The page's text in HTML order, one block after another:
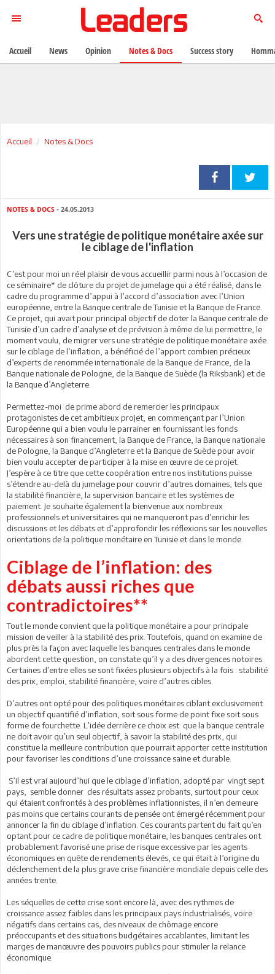
Accueil Notes & Docs
NOTES & DOCS - 24.05.2013
Vers une stratégie de politique monétaire axée sur
le ciblage de l'inflation
C’est pour moi un réel plaisir de vous accueillir parmi nous à l’occasion de
ce séminaire* de clôture du projet de jumelage qui a été réalisé, dans le
cadre du programme d’appui à l’accord d’association avec l’Union
européenne, entre la Banque centrale de Tunisie et la Banque de France.
Ce projet, qui avait pour principal objectif de doter la Banque centrale de
Tunisie d’un cadre d’analyse et de prévision à même de lui permettre, le
moment voulu, de migrer vers une stratégie de politique monétaire axée
sur le ciblage de l’inflation, a bénéficié de l’apport combien précieux
d’experts de renommée internationale de la Banque de France, de la
Banque nationale de Pologne, de la Banque de Suède (la Riksbank) et de
la Banque d’Angleterre.
Permettez-moi de prime abord de remercier les principaux
protagonistes de cet ambitieux projet, en commençant par l’Union
Européenne qui a bien voulu le parrainer en fournissant les fonds
nécessaires à son financement, la Banque de France, la Banque nationale
de Pologne, la Banque d’Angleterre et la Banque de Suède pour avoir
bien voulu accepter de participer à la mise en œuvre de ce projet.
J’espère à ce titre que cette coopération entre nos institutions puisse
s’étendre au-delà du jumelage pour couvrir d’autres domaines, tels que
la stabilité financière, la supervision bancaire et les systèmes de
paiement. Je souhaite également la bienvenue aux nombreux
professionnels et universitaires qui ne manqueront pas d’enrichir les
discussions et les débats et d’approfondir les réflexions sur les nouvelles
orientations de la politique monétaire en Tunisie et dans le monde.
Ciblage de l’inflation: des
débats aussi riches que
contradictoires**
Tout le monde convient que la politique monétaire a pour principale
mission de veiller à la stabilité des prix. Toutefois, quand on examine de
plus près la façon avec laquelle les banques centrales dans le monde
abordent cette question, on constate qu’il y a des divergences notoires.
Certaines d’entre elles se sont fixées plusieurs objectifs à la fois : stabilité
des prix, emploi, stabilité financière, voire d’autres cibles.
D’autres ont opté pour des politiques monétaires ciblant exclusivement
un objectif quantifié d’inflation, soit sous forme de point fixe soit sous
forme de fourchette. L’idée derrière ce choix est que la banque centrale
ne doit avoir qu’un seul objectif, à savoir la stabilité des prix, qui
constitue la meilleure contribution que pourrait apporter cette institution
pour favoriser les conditions d’une croissance saine et durable.
S’il est vrai aujourd’hui que le ciblage d’inflation, adopté par vingt sept
pays, semble donner des résultats assez probants, surtout pour ceux
qui étaient confrontés à des problèmes inflationnistes, il n’en demeure
pas moins que certains courants de pensée ont émergé récemment pour
annoncer la fin du ciblage d’inflation. Ces courants partent du fait qu’en
optant pour ce cadre de politique monétaire, les banques centrales ont
probablement favorisé une prise de risque excessive par les agents
économiques en quête de rendements élevés, ce qui était à l’origine du
déclenchement de la plus grave crise financière mondiale depuis celle des
années trente.
Les séquelles de cette crise sont encore là, avec des rythmes de
croissance assez faibles dans les principaux pays industrialisés, voire
négatifs dans certains cas, des niveaux de chômage encore
préoccupants et des situations budgétaires accablantes, limitant les
marges de manœuvre des pouvoirs publics pour stimuler la relance
économique.
Accueil News Opinion Notes & Docs Success story